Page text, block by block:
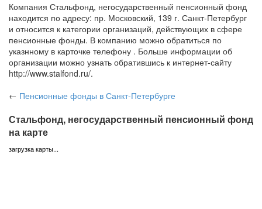
Компания Стальфонд, негосударственный пенсионный фонд
находится по адресу: пр. Московский, 139 г. Санкт-Петербург
и относится к категории организаций, действующих в сфере
пенсионные фонды. В компанию можно обратиться по
указнному в карточке телефону . Больше информации об
организации можно узнать обратившись к интернет-сайту
http://www.stalfond.ru/.
← Пенсионные фонды в Санкт-Петербурге
Стальфонд, негосударственный пенсионный фонд
на карте
загрузка карты...